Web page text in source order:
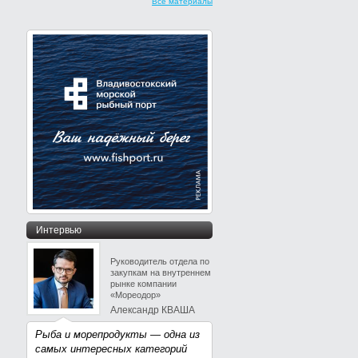
Интервью
Руководитель отдела по
закупкам на внутреннем
рынке компании
«Мореодор»
Александр КВАША
Рыба и морепродукты — одна из
самых интересных категорий